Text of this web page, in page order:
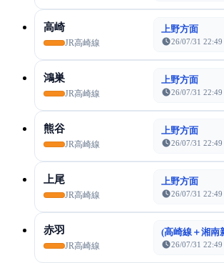
高崎
JR高崎線
上野方面
26/07/31 22:49
鴻巣
JR高崎線
上野方面
26/07/31 22:49
熊谷
JR高崎線
上野方面
26/07/31 22:49
上尾
JR高崎線
上野方面
26/07/31 22:49
赤羽
JR高崎線
(高崎線＋湘南
26/07/31 22:49